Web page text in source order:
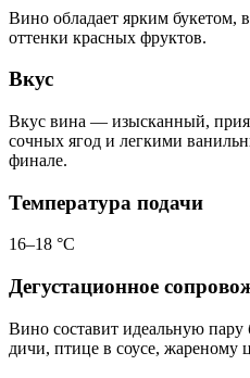
Вино обладает ярким букетом,
оттенки красных фруктов.
Вкус
Вкус вина — изысканный,
сочных ягод и легкими
финале.
Температура подачи
16–18 °С
Дегустационное
Вино составит идеальную
дичи, птице в соусе, жареному